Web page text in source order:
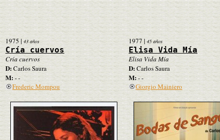
1975| 43 años
Cría cuervos
Cría cuervos
D:Carlos Saura
M:- -
Frederic Mompou
1977 | 45 años
Elisa Vida Mía
Elisa Vida Mía
D:Carlos Saura
M:- -
Giorgio Mainiero